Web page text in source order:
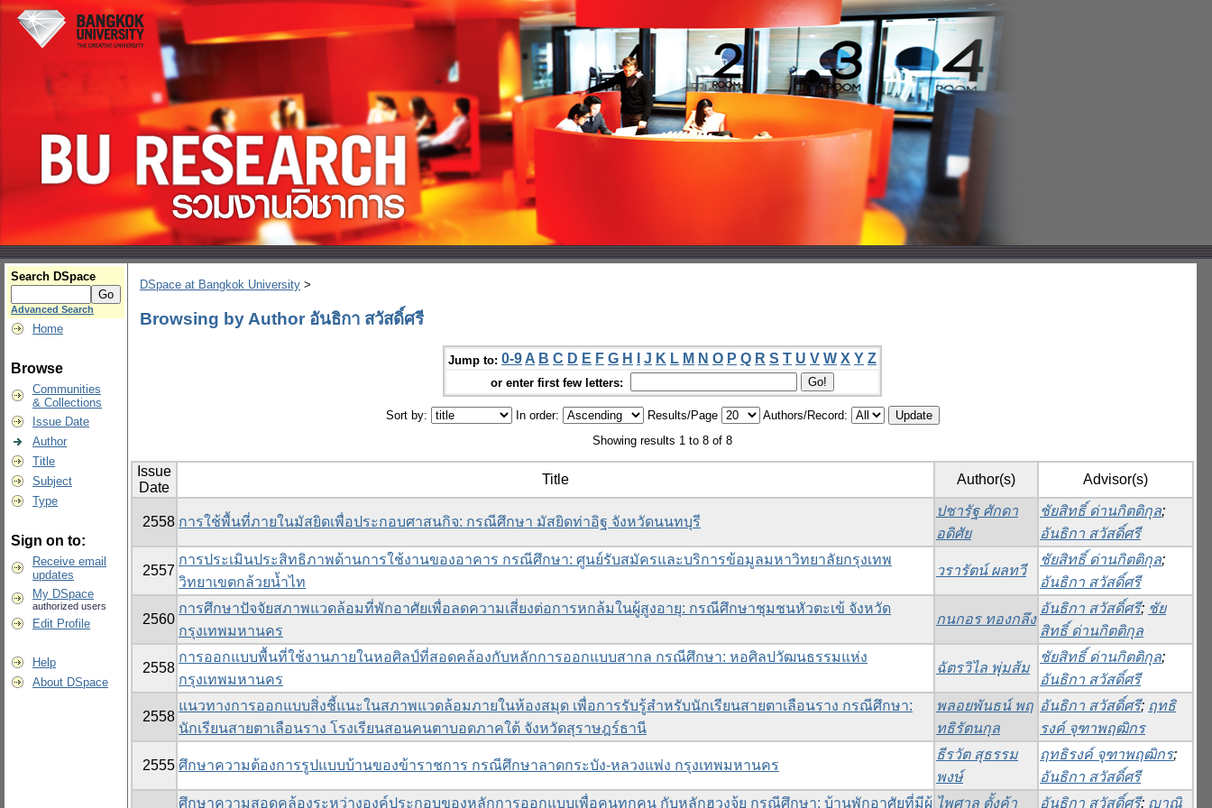
Search DSpace
Advanced Search
Home
Browse
Communities
& Collections
Issue Date
Author
Title
Subject
Type
Sign on to:
Receive email
updates
My DSpace
authorized users
Edit Profile
Help
About DSpace
DSpace at Bangkok University >
Browsing by Author อันธิกา สวัสดิ์ศรี
Jump to: 0-9 A B C D E F G H J K L M N O P Q R S T U V W X Y Z
or enter first few letters:
Sort by: In order: Results/Page
Authors/Record:
Showing results 1 to 8 of 8
Issue
Date
Title Author(s) Advisor(s)
2558 การใช้พื้นที่ภายในมัสยิดเพื่อประกอบศาสนกิจ: กรณีศึกษา มัสยิดท่าอิฐ จังหวัดนนทบุรี
ปชารัฐ ศักดา
อดิศัย
ชัยสิทธิ์ ด่านกิตติกุล;
อันธิกา สวัสดิ์ศรี
2557
การประเมินประสิทธิภาพด้านการใช้งานของอาคาร กรณีศึกษา: ศูนย์รับสมัครและบริการข้อมูลมหาวิทยาลัยกรุงเทพ
วิทยาเขตกล้วยน้ำไท
วรารัตน์ ผลทวี
ชัยสิทธิ์ ด่านกิตติกุล;
อันธิกา สวัสดิ์ศรี
2560
การศึกษาปัจจัยสภาพแวดล้อมที่พักอาศัยเพื่อลดความเสี่ยงต่อการหกล้มในผู้สูงอายุ: กรณีศึกษาชุมชนหัวตะเข้ จังหวัด
กรุงเทพมหานคร
กนกอร ทองกลึง
อันธิกา สวัสดิ์ศรี; ชัย
สิทธิ์ ด่านกิตติกุล
2558
การออกแบบพื้นที่ใช้งานภายในหอศิลป์ที่สอดคล้องกับหลักการออกแบบสากล กรณีศึกษา: หอศิลปวัฒนธรรมแห่ง
กรุงเทพมหานคร
ฉัตรวิไล พุ่มส้ม
ชัยสิทธิ์ ด่านกิตติกุล;
อันธิกา สวัสดิ์ศรี
2558
แนวทางการออกแบบสิ่งชี้แนะในสภาพแวดล้อมภายในห้องสมุด เพื่อการรับรู้สำหรับนักเรียนสายตาเลือนราง กรณีศึกษา:
นักเรียนสายตาเลือนราง โรงเรียนสอนคนตาบอดภาคใต้ จังหวัดสุราษฎร์ธานี
พลอยพันธน์ พฤ
ทธิรัตนกุล
อันธิกา สวัสดิ์ศรี; ฤทธิ
รงค์ จุฑาพฤฒิกร
2555 ศึกษาความต้องการรูปแบบบ้านของข้าราชการ กรณีศึกษาลาดกระบัง-หลวงแพ่ง กรุงเทพมหานคร
ธีรวัต สุธรรม
พงษ์
ฤทธิรงค์ จุฑาพฤฒิกร;
อันธิกา สวัสดิ์ศรี
ศึกษาความสอดคล้องระหว่างองค์ประกอบของหลักการออกแบบเพื่อคนทุกคน กับหลักฮวงจุ้ย กรณีศึกษา: บ้านพักอาศัยที่มีผู้ ไพศาล ตั้งค้า อันธิกา สวัสดิ์ศรี; ญาณิ